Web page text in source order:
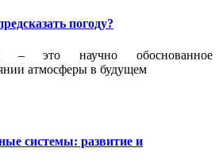
погоду?
– это научно обоснованное
атмосферы в будущем
системы: развитие и